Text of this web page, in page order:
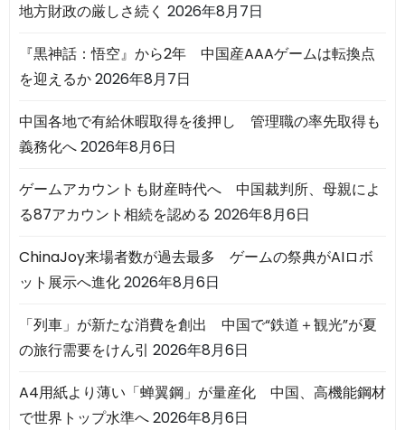
地方財政の厳しさ続く 2026年8月7日
『黒神話：悟空』から2年 中国産AAAゲームは転換点
を迎えるか2026年8月7日
中国各地で有給休暇取得を後押し 管理職の率先取得も
義務化へ2026年8月6日
ゲームアカウントも財産時代へ 中国裁判所、母親によ
る87アカウント相続を認める 2026年8月6日
ChinaJoy来場者数が過去最多 ゲームの祭典がAIロボ
ット展示へ進化2026年8月6日
「列車」が新たな消費を創出 中国で“鉄道＋観光”が夏
の旅行需要をけん引 2026年8月6日
A4用紙より薄い「蝉翼鋼」が量産化 中国、高機能鋼材
で世界トップ水準へ2026年8月6日